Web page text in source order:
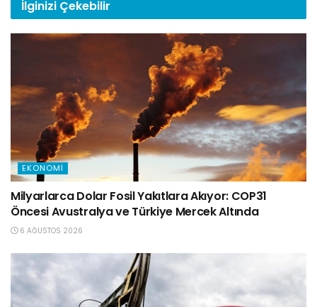
İlginizi Çekebilir
EKONOMI
Milyarlarca Dolar Fosil Yakıtlara Akıyor: COP31
Öncesi Avustralya ve Türkiye Mercek Altında
6 AĞUSTOS 2026